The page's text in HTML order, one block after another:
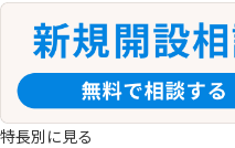
特長別に見る